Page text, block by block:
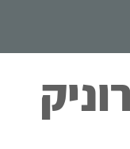
עשרות שנים והיא
מפעל ופרוייקט